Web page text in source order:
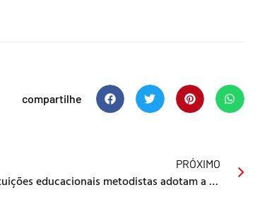
compartilhe
PRÓXIMO
Instituições educacionais metodistas adotam a Bíblia no Cenáculo para seus alunos